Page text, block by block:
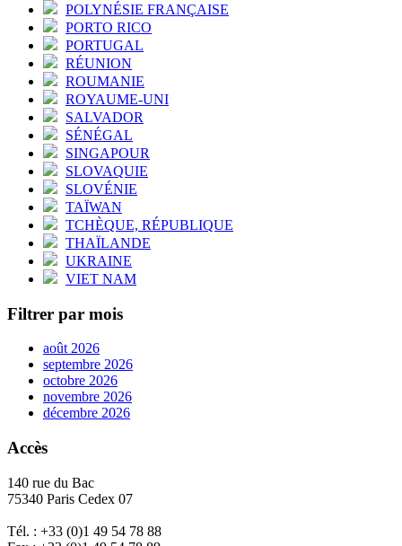
POLYNÉSIE FRANÇAISE
PORTO RICO
PORTUGAL
RÉUNION
ROUMANIE
ROYAUME-UNI
SALVADOR
SÉNÉGAL
SINGAPOUR
SLOVAQUIE
SLOVÉNIE
TAÏWAN
TCHÈQUE, RÉPUBLIQUE
THAÏLANDE
UKRAINE
VIET NAM
Filtrer par mois
août 2026
septembre 2026
octobre 2026
novembre 2026
décembre 2026
Accès
140 rue du Bac
75340 Paris Cedex 07
Tél. : +33 (0)1 49 54 78 88